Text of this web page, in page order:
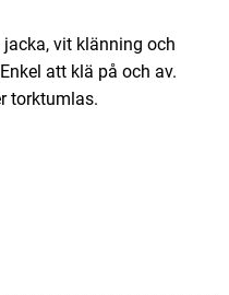
vit klänning och
att klä på och av.
torktumlas.